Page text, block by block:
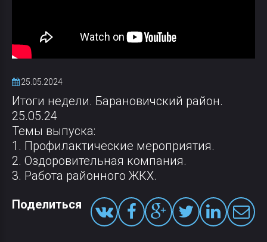
25.05.2024
Итоги недели. Барановичский район.
25.05.24
Темы выпуска:
1. Профилактические мероприятия.
2. Оздоровительная компания.
3. Работа районного ЖКХ.
Поделиться